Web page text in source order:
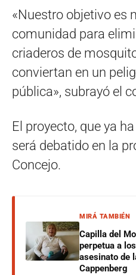
«Nuestro objetivo es
comunidad para
criaderos de
conviertan en un
pública», subrayó el
El proyecto, que ya
será debatido en la
Concejo.
MIRÁ TAMBIÉN
Capilla del
perpetua a
asesinato de
Cappenberg